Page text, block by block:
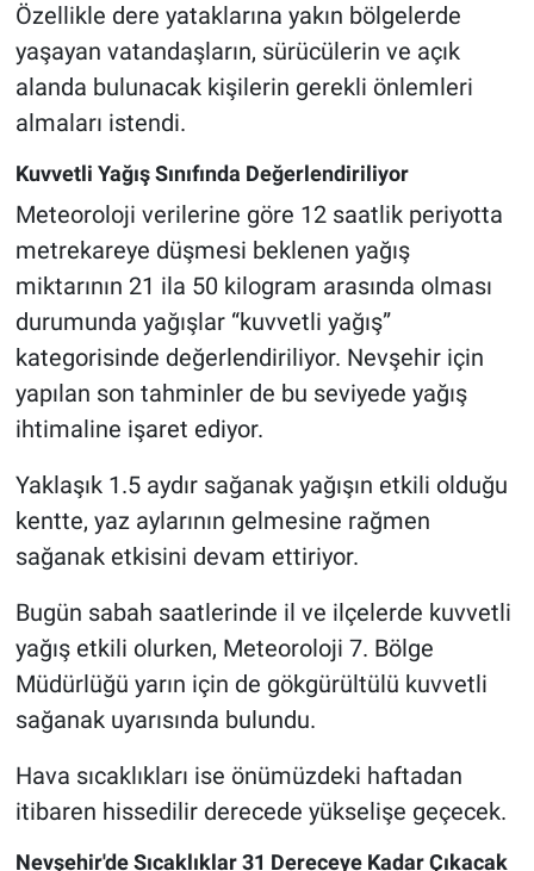
Özellikle dere yataklarına yakın bölgelerde
yaşayan vatandaşların, sürücülerin ve açık
alanda bulunacak kişilerin gerekli önlemleri
almaları istendi.
Kuvvetli Yağış Sınıfında Değerlendiriliyor
Meteoroloji verilerine göre 12 saatlik periyotta
metrekareye düşmesi beklenen yağış
miktarının 21 ila 50 kilogram arasında olması
durumunda yağışlar “kuvvetli yağış”
kategorisinde değerlendiriliyor. Nevşehir için
yapılan son tahminler de bu seviyede yağış
ihtimaline işaret ediyor.
Yaklaşık 1.5 aydır sağanak yağışın etkili olduğu
kentte, yaz aylarının gelmesine rağmen
sağanak etkisini devam ettiriyor.
Bugün sabah saatlerinde il ve ilçelerde kuvvetli
yağış etkili olurken, Meteoroloji 7. Bölge
Müdürlüğü yarın için de gökgürültülü kuvvetli
sağanak uyarısında bulundu.
Hava sıcaklıkları ise önümüzdeki haftadan
itibaren hissedilir derecede yükselişe geçecek.
Nevşehir'de Sıcaklıklar 31 Dereceye Kadar Çıkacak